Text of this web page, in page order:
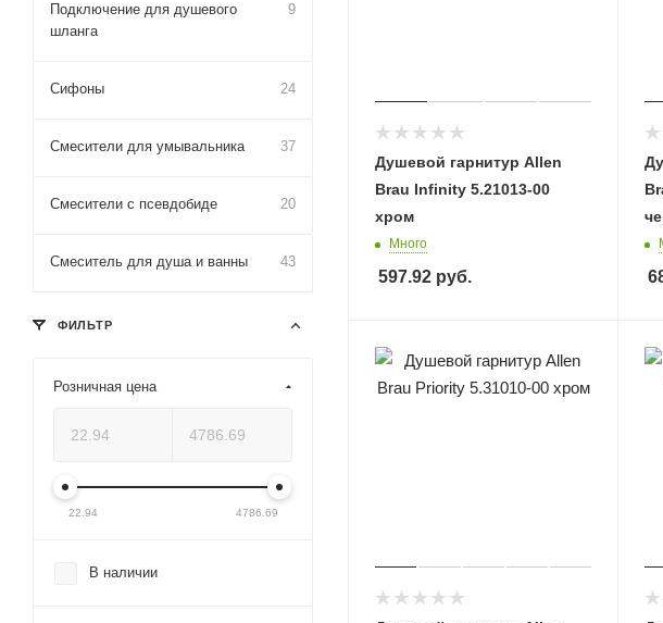
Душевой гарнитур Allen
Brau Infinity 5.21013-00
хром
Много
597.92 руб.
Подключение для душевого
шланга
9
Сифоны 24
Смесители для умывальника 37
Смесители с псевдобиде 20
Смеситель для душа и ванны 43
ФИЛЬТР
Розничная цена
22.94 4786.69
В наличии